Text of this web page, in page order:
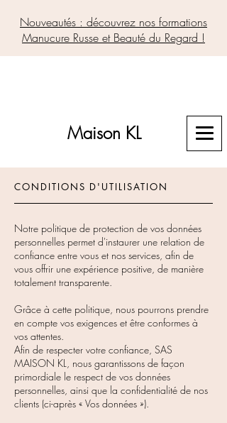
Maison KL
Nouveautés : découvrez nos formations
Manucure Russe et Beauté du Regard !
CONDITIONS D'UTILISATION
Notre politique de protection de vos données
personnelles permet d'instaurer une relation de
confiance entre vous et nos services, afin de
vous offrir une expérience positive, de manière
totalement transparente.
Grâce à cette politique, nous pourrons prendre
en compte vos exigences et être conformes à
vos attentes.
Afin de respecter votre confiance, SAS
MAISON KL, nous garantissons de façon
primordiale le respect de vos données
personnelles, ainsi que la confidentialité de nos
clients (ci-après « Vos données »).